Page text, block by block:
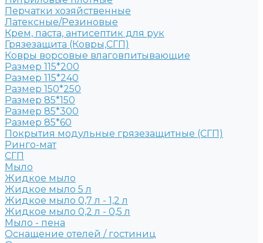
Перчатки хозяйственные
Латексные/Резиновые
Крем, паста, антисептик для рук
Грязезащита (Ковры,СГП)
Ковры ворсовые влаговпитывающие
Размер 115*200
Размер 115*240
Размер 150*250
Размер 85*150
Размер 85*300
Размер 85*60
Покрытия модульные грязезащитные (СГП)
Ринго-мат
СГП
Мыло
Жидкое мыло
Жидкое мыло 5 л
Жидкое мыло 0,7 л - 1,2 л
Жидкое мыло 0,2 л - 0,5 л
Мыло - пена
Оснащение отелей / гостиниц